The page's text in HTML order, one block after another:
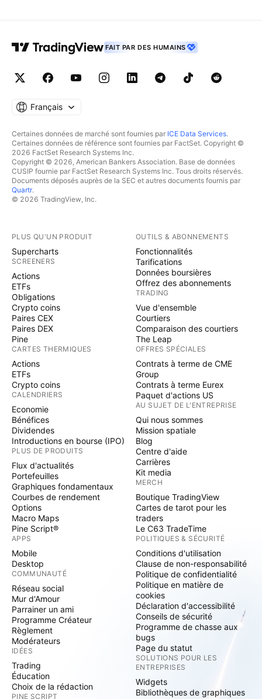
FAIT PAR DES HUMAINS
Français
Certaines données de marché sont fournies par ICE Data Services.
Certaines données de référence sont fournies par FactSet. Copyright ©
2026 FactSet Research Systems Inc.
Copyright © 2026, American Bankers Association. Base de données
CUSIP fournie par FactSet Research Systems Inc. Tous droits réservés.
Documents déposés auprès de la SEC et autres documents fournis par
Quartr.
© 2026 TradingView, Inc.
PLUS QU'UN PRODUIT
Supercharts
SCREENERS
Actions
ETFs
Obligations
Crypto coins
Paires CEX
Paires DEX
Pine
CARTES THERMIQUES
Actions
ETFs
Crypto coins
CALENDRIERS
Economie
Bénéfices
Dividendes
Introductions en bourse (IPO)
PLUS DE PRODUITS
Flux d'actualités
Portefeuilles
Graphiques fondamentaux
Courbes de rendement
Options
Macro Maps
Pine Script®
APPS
Mobile
Desktop
COMMUNAUTÉ
Réseau social
Mur d'Amour
Parrainer un ami
Programme Créateur
Règlement
Modérateurs
IDÉES
Trading
Éducation
Choix de la rédaction
PINE SCRIPT
OUTILS & ABONNEMENTS
Fonctionnalités
Tarifications
Données boursières
Offrez des abonnements
TRADING
Vue d'ensemble
Courtiers
Comparaison des courtiers
The Leap
OFFRES SPÉCIALES
Contrats à terme de CME
Group
Contrats à terme Eurex
Paquet d'actions US
AU SUJET DE L'ENTREPRISE
Qui nous sommes
Mission spatiale
Blog
Centre d'aide
Carrières
Kit media
MERCH
Boutique TradingView
Cartes de tarot pour les
traders
Le C63 TradeTime
POLITIQUES & SÉCURITÉ
Conditions d'utilisation
Clause de non-responsabilité
Politique de confidentialité
Politique en matière de
cookies
Déclaration d'accessibilité
Conseils de sécurité
Programme de chasse aux
bugs
Page du statut
SOLUTIONS POUR LES
ENTREPRISES
Widgets
Bibliothèques de graphiques